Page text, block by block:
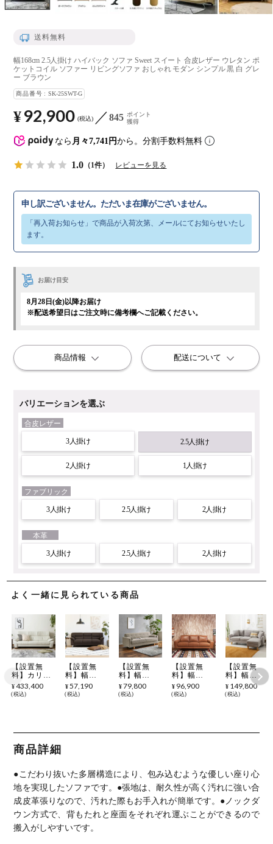
よく一緒に見られている商品
【設置無
料】カリモ
ク 幅213cm
3人掛け ロ
ドウレタン
ソフトグレ
イン リビン
ームソファ
レザーソフ
ァ おしゃれ
karimoku
ZW7313 ル
ンバブル
¥ 433,400
税込
【設置無
料】幅
171cm 3人
掛け ソファ
脚付き ロー
ソファ フロ
アソファ リ
ビング シン
¥57,190
税込
【設置無
料】幅
196cm 3人
掛け ソファ
ン付き 脚付
クソファ リ
ビングソフ
ァ おしゃれ
シンプル 北
欧 ルンバブ
ル
¥ 79,800
税込
【設置無
料】幅
186cm 3人
掛け ソファ
ファ リビン
ィンテージ
調 おしゃれ
¥ 96,900
税込
【設置無
料】幅
189cm 3人
掛け カウチ
付き L字 布
ァ コーナー
ソファ リビ
ング シンプ
ル モダン
ルンバブル
¥ 149,800
税込
商品詳細
●こだわり抜いた多層構造により、包み込むような優しい座り心
地を実現したソファです。 ●張地は、耐久性が高く汚れに強い合
成皮革張りなので、汚れた際もお手入れが簡単です。 ●ノックダ
ウン方式で、背もたれと座面をそれぞれ運ぶことができるので
搬入がしやすいです。
送料無料
幅168cm 2.5人掛け ハイバック ソファ Sweet スイート 合皮レザー ウレタン ポ
ケットコイル ソファー リビングソファ おしゃれ モダン シンプル 黒 白 グレ
ー ブラウン
商品番号 SK-25SWT-G
なら 月々7,741円から。分割手数料無料
¥92,900 税込 845 ポイント
獲得
1.0 （1件） レビューを見る
バリエーションを選ぶ
合皮レザー
3人掛け 2.5人掛け
2人掛け 1人掛け
ファブリック
3人掛け 2.5人掛け 2人掛け
本革
3人掛け 2.5人掛け 2人掛け
お届け目安
8月28日(金)以降お届け
※配送希望日はご注文時に備考欄へご記載ください。
商品情報 配送について
申し訳ございません。ただいま在庫がございません。